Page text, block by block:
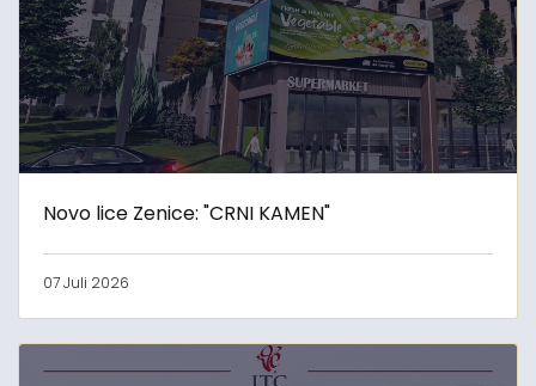
Novo lice Zenice: "CRNI KAMEN"
07 Juli 2026